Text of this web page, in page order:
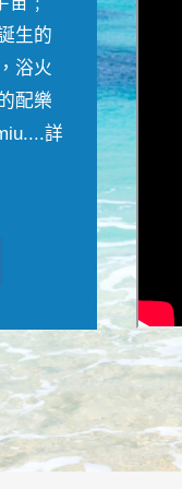
生的
浴火
配樂
詳